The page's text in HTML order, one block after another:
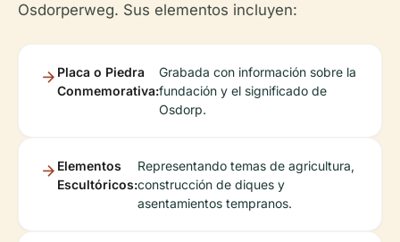
Osdorperweg. Sus elementos incluyen:
Placa o Piedra
Conmemorativa:
Grabada con información sobre la
fundación y el significado de
Osdorp.
Elementos
Escultóricos:
Representando temas de agricultura,
construcción de diques y
asentamientos tempranos.